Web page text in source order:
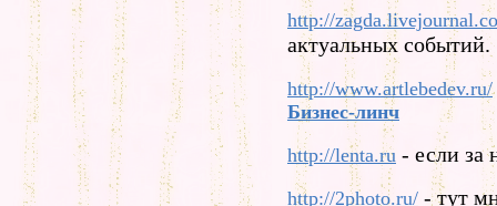
http://
актуальных событий.
http://www.artlebedev.ru/
Бизнес-линч
http://lenta.ru - если за
http://2photo.ru/ - тут